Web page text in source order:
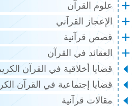
علوم القرآن
الإعجاز القرآني
قصص قرآنية
العقائد في القرآن
قضايا أخلاقية في القرآن
قضايا إجتماعية في القرآن
مقالات قرآنية